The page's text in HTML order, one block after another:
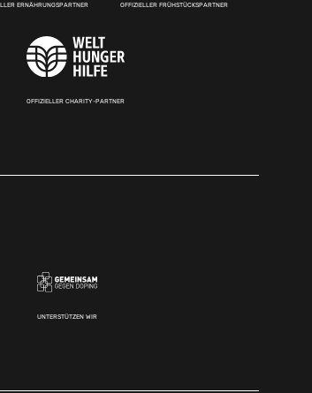
ERNÄHRUNGSPARTNER OFFIZIELLER FRÜHSTÜCKSPARTNER
OFFIZIELLER CHARITY-PARTNER
UNTERSTÜTZEN WIR